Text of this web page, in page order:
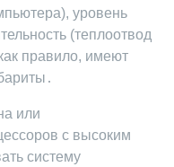
уровень
(теплоотвод
правило, имеют
или
с высоким
систему